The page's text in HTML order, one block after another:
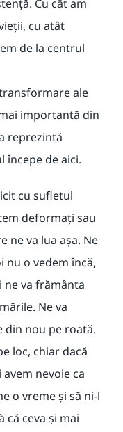
Cu cât am
cu atât
de la centrul
ale
importantă din
reprezintă
începe de aici.
cu sufletul
deformați sau
ne va lua așa. Ne
nu o vedem încă,
ne va frământa
Ne va
din nou pe roată.
loc, chiar dacă
nevoie ca
o vreme și să ni-l
ceva și mai